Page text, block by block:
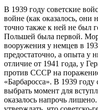
В 1939 году советские
войне (как оказалось,
точно также к ней не был
Польшей была первой.
вооружения у немцев в
предостаточно, а опыта у
отличие от 1941 года, у
против СССР на
«Барбаросса». В 1939 году
выбрать момент для
оказалось напрочь